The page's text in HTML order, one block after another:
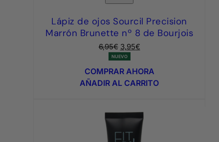
Lápiz de ojos Sourcil Precision
Marrón Brunette nº 8 de Bourjois
6,95€ El
precio
original
era:
6,95€.
3,95€El
actual
es:
3,95€.
NUEVO
COMPRAR AHORA
AÑADIR AL CARRITO